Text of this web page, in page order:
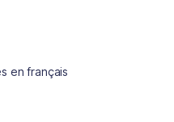
en français